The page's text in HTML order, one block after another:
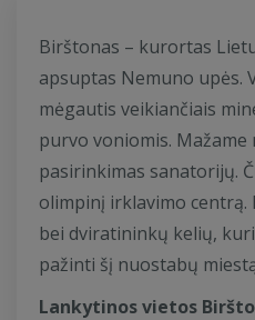
Birštonas – kurortas
apsuptas Nemuno upės.
mėgautis veikiančiais
purvo voniomis.
pasirinkimas sanatorijų.
olimpinį irklavimo
bei dviratininkų kelių,
pažinti šį nuostabų
Lankytinos vietos